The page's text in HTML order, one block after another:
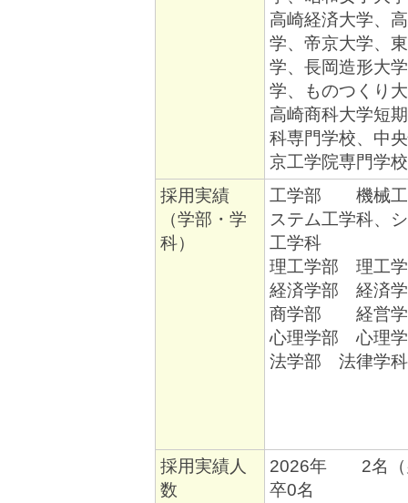
高崎経済大学、
学、帝京大学、
学、長岡造形大
学、ものつくり
高崎商科大学短
科専門学校、中
京工学院専門学校
採用実績
（学部・学
科）
工学部 機械工
ステム工学科、
工学科
理工学部 理工
経済学部 経済
商学部 経営学
心理学部 心理
法学部 法律学科
採用実績人
数
2026年 2名（
卒0名